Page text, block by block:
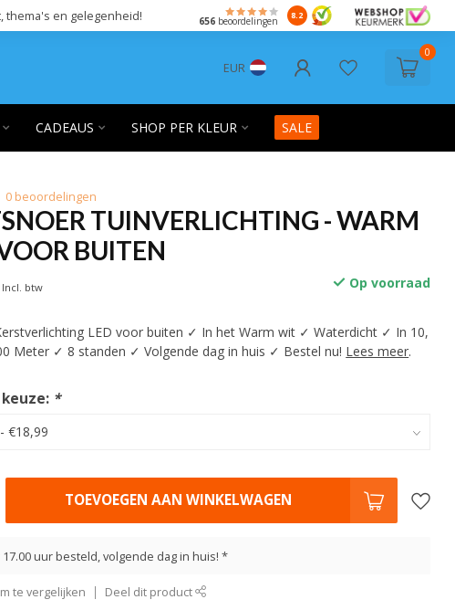
en gelegenheid! 656beoordelingen 8.2
EUR
0
CADEAUS SHOP PER KLEUR SALE
0 beoordelingen
TUINVERLICHTING - WARM
BUITEN
Incl. btw Op voorraad
LED voor buiten ✓ In het Warm wit ✓ Waterdicht ✓ In 10,
Meter ✓ 8 standen ✓ Volgende dag in huis ✓ Bestel nu! Lees meer.
*
TOEVOEGEN AAN WINKELWAGEN
uur besteld, volgende dag in huis! *
te vergelijken Deel dit product